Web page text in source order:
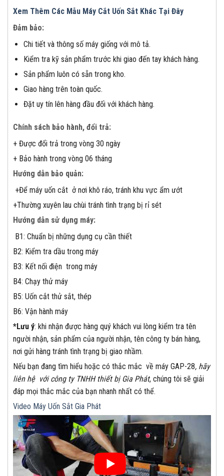
Xem Thêm Các Mẫu Máy Cắt Uốn Sắt Khác Tại Đây
Đảm bảo:
Chi tiết và thông số máy giống với mô tả.
Kiểm tra kỹ sản phẩm trước khi giao đến tay khách hàng.
Sản phẩm luôn có sẵn trong kho.
Giao hàng trên toàn quốc.
Đặt uy tín lên hàng đầu đối với khách hàng.
Chính sách bảo hành, đổi trả:
+ Được đổi trả trong vòng 30 ngày
+ Bảo hành trong vòng 06 tháng
Hướng dẫn bảo quản:
+Để máy uốn cắt ở nơi khô ráo, tránh khu vực ẩm ướt
+Thường xuyên lau chùi tránh tình trạng bị rỉ sét
Hướng dẫn sử dụng máy:
B1: Chuẩn bị những dụng cụ cần thiết
B2: Kiểm tra dầu trong máy
B3: Kết nối điện trong máy
B4: Chạy thử máy
B5: Uốn cắt thử sắt, thép
B6: Vận hành máy
*Lưu ý: khi nhận được hàng quý khách vui lòng kiểm tra tên
người nhận, sản phẩm của người nhận, tên công ty bán hàng,
nơi gửi hàng tránh tình trạng bị giao nhầm.
Nếu bạn đang tìm hiểu hoặc có thắc mắc về máy GAP-28, hãy
liên hệ với công ty TNHH thiết bị Gia Phát, chúng tôi sẽ giải
đáp mọi thắc mắc của bạn nhanh nhất có thể.
Video Máy Uốn Sắt Gia Phát